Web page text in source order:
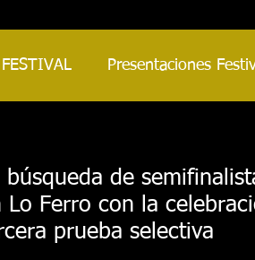
FESTIVAL Presentaciones
Festival 2022
búsqueda de
Lo Ferro con la
prueba selectiva